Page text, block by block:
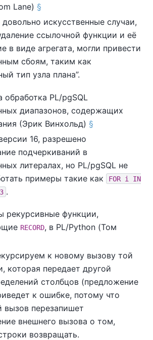
Lane) §
искусственные случаи,
ссылочной функции и её
в виде агрегата, могли привести
сбоям, таким как
тип узла плана”.
обработка PL/pgSQL
диапазонов, содержащих
(Эрик Винхольд) §
16, разрешено
подчеркиваний в
литералах, но PL/pgSQL не
примеры такие как
FOR i IN
.
рекурсивные функции,
RECORD, в PL/Python (Том
к новому вызову той
которая передает другой
столбцов (предложение
к ошибке, потому что
вызов перезапишет
внешнего вызова о том,
возвращать.